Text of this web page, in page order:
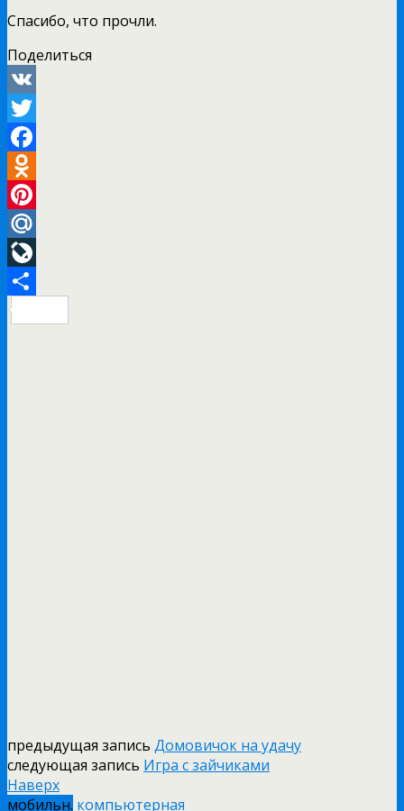
Спасибо, что прочли.
Поделиться
VK
Twitter
Facebook
Odnoklassniki
Pinterest
Mail.Ru
LiveJournal
предыдущая запись Домовичок на удачу
следующая запись Игра с зайчиками
Наверх
мобильн. компьютерная